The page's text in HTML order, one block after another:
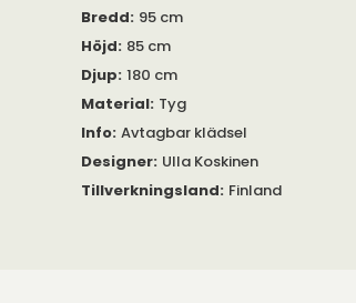
Bredd: 95 cm
Höjd: 85 cm
Djup: 180 cm
Material: Tyg
Info: Avtagbar klädsel
Designer: Ulla Koskinen
Tillverkningsland: Finland